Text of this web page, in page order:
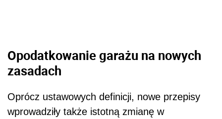
Opodatkowanie garażu na nowych
zasadach
Oprócz ustawowych definicji, nowe przepisy
wprowadziły także istotną zmianę w